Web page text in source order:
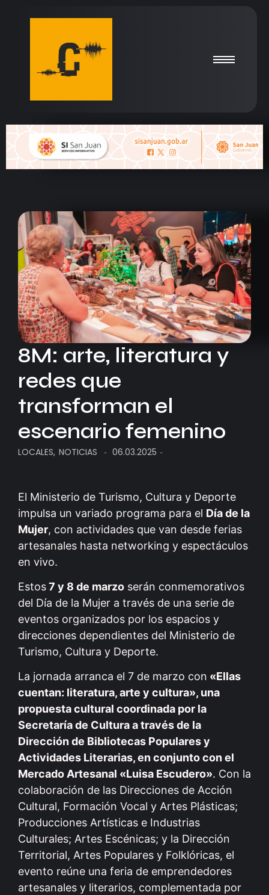
8M: arte, literatura y
redes que
transforman el
escenario femenino
LOCALES, NOTICIAS - 06.03.2025 -
El Ministerio de Turismo, Cultura y Deporte
impulsa un variado programa para el Día de la
Mujer, con actividades que van desde ferias
artesanales hasta networking y espectáculos
en vivo.
Estos7 y 8 de marzo serán conmemorativos
del Día de la Mujer a través de una serie de
eventos organizados por los espacios y
direcciones dependientes del Ministerio de
Turismo, Cultura y Deporte.
La jornada arranca el 7 de marzo con «Ellas
cuentan: literatura, arte y cultura», una
propuesta cultural coordinada por la
Secretaría de Cultura a través de la
Dirección de Bibliotecas Populares y
Actividades Literarias, en conjunto con el
Mercado Artesanal «Luisa Escudero». Con la
colaboración de las Direcciones de Acción
Cultural, Formación Vocal y Artes Plásticas;
Producciones Artísticas e Industrias
Culturales; Artes Escénicas; y la Dirección
Territorial, Artes Populares y Folklóricas, el
evento reúne una feria de emprendedores
artesanales y literarios, complementada por